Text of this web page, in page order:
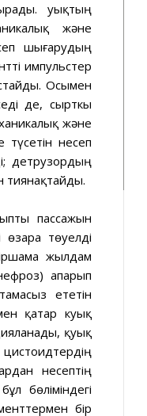
Қуықтың
және
шығарудың
импульстер
Осымен
де, сырткы
және
түсетін несеп
детрузордың
тиянақтайды.
пассажын
төуелді
жылдам
апарып
ететін
қатар куық
қуық
несептің
бөліміндегі
бір